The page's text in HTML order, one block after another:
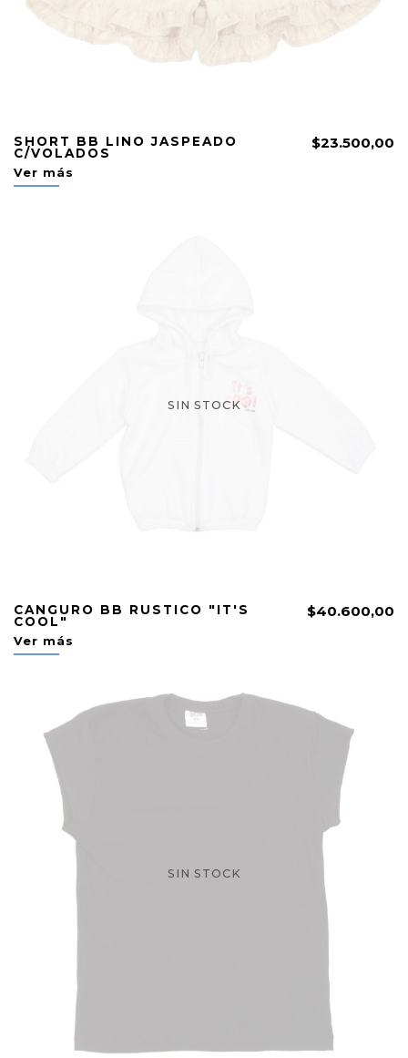
SHORT BB LINO JASPEADO
C/VOLADOS
$23.500,00
Ver más
SIN STOCK
CANGURO BB RUSTICO "IT'S
COOL"
$40.600,00
Ver más
SIN STOCK